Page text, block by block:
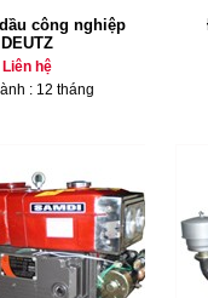
công nghiệp
DEUTZ
Liên hệ
: 12 tháng